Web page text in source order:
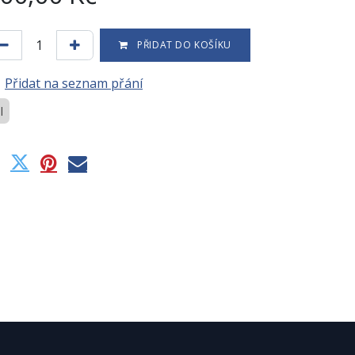
PŘIDAT DO KOŠÍKU
Přidat na seznam přání